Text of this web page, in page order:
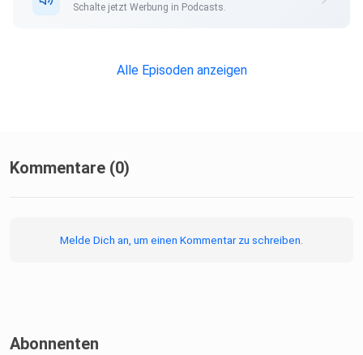
Schalte jetzt Werbung in Podcasts.
Alle Episoden anzeigen
Kommentare (0)
Melde Dich an, um einen Kommentar zu schreiben.
Abonnenten